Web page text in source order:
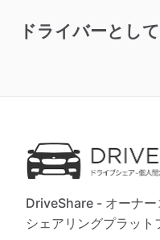
ドライバーとし
DriveShare - オーナ
シェアリングプラット